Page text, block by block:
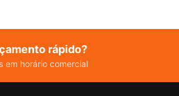
rápido?
em horário comercial